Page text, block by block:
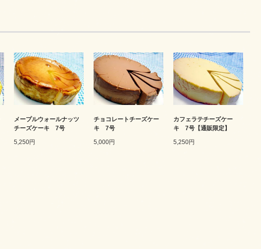
メープルウォールナッツ
チーズケーキ 7号
5,250円
チョコレートチーズケー
キ 7号
5,000円
カフェラテチーズケー
キ 7号【通販限定】
5,250円